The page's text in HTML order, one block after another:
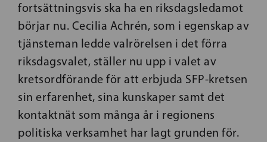
fortsättningsvis ska ha en riksdagsledamot
börjar nu. Cecilia Achrén, som i egenskap av
tjänsteman ledde valrörelsen i det förra
riksdagsvalet, ställer nu upp i valet av
kretsordförande för att erbjuda SFP-kretsen
sin erfarenhet, sina kunskaper samt det
kontaktnät som många år i regionens
politiska verksamhet har lagt grunden för.